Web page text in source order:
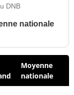
DNB
nationale
Moyenne
nationale